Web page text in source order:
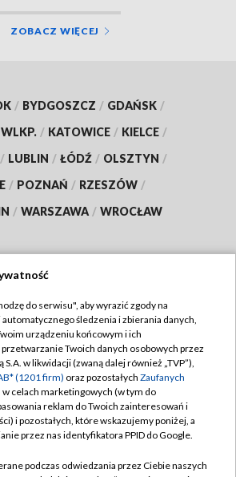
ZOBACZ WIĘCEJ
/ BYDGOSZCZ / GDAŃSK /
/ KATOWICE / KIELCE /
/ LUBLIN / ŁÓDŹ / OLSZTYN /
/ POZNAŃ / RZESZÓW /
/ WARSZAWA / WROCŁAW
TVP
TVP
Cyfrowa
Regulamin TVP
Polityka prywatności
Moje zgody
Pomoc
do serwisu", aby wyrazić zgody na
śledzenia i zbierania danych,
urządzeniu końcowym i ich
Twoich danych osobowych przez
S.A. w likwidacji (zwaną dalej również „TVP”),
(1201 firm) oraz pozostałych Zaufanych
w celach marketingowych (w tym do
reklam do Twoich zainteresowań i
i pozostałych, które wskazujemy poniżej, a
przez nas identyfikatora PPID do Google.
podczas odwiedzania przez Ciebie naszych